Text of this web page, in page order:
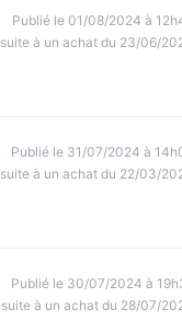
Publié le 01/08/2024 à
suite à un achat du 23/06/
Publié le 31/07/2024 à
suite à un achat du 22/03/
Publié le 30/07/2024 à
suite à un achat du 28/07/